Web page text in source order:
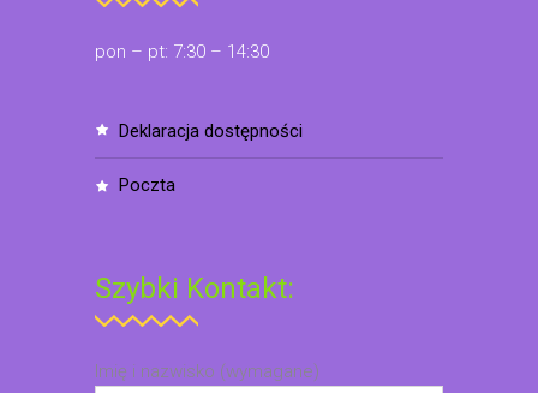
pon – pt: 7:30 – 14:30
deklaracja dostępności
poczta
Szybki Kontakt:
Imię i nazwisko (wymagane)